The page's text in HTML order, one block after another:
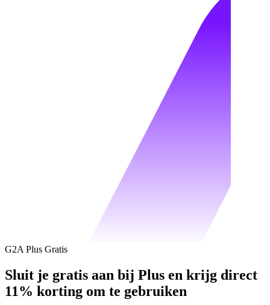
G2A Plus Gratis
Sluit je gratis aan bij Plus en krijg direct
11% korting om te gebruiken